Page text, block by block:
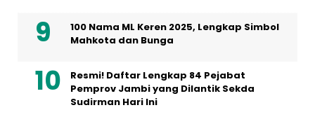
100 Nama ML Keren 2025, Lengkap Simbol
Mahkota dan Bunga
Resmi! Daftar Lengkap 84 Pejabat
Pemprov Jambi yang Dilantik Sekda
Sudirman Hari Ini